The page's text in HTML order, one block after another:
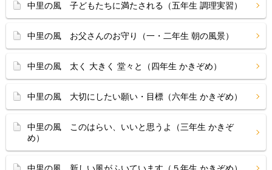
中里の風 子どもたちに満たされる（五年生 調理実習）
中里の風 お父さんのお守り（一・二年生 朝の風景）
中里の風 太く 大きく 堂々と（四年生 かきぞめ）
中里の風 大切にしたい願い・目標（六年生 かきぞめ）
中里の風 このはらい、いいと思うよ（三年生 かきぞ
め）